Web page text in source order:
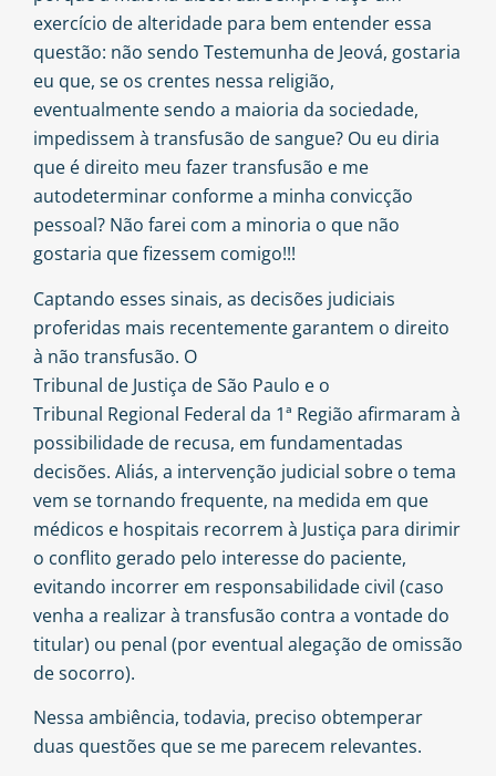
exercício de alteridade para bem entender essa
questão: não sendo Testemunha de Jeová, gostaria
eu que, se os crentes nessa religião,
eventualmente sendo a maioria da sociedade,
impedissem à transfusão de sangue? Ou eu diria
que é direito meu fazer transfusão e me
autodeterminar conforme a minha convicção
pessoal? Não farei com a minoria o que não
gostaria que fizessem comigo!!!
Captando esses sinais, as decisões judiciais
proferidas mais recentemente garantem o direito
à não transfusão. O
Tribunal de Justiça de São Paulo e o
Tribunal Regional Federal da 1ª Região afirmaram à
possibilidade de recusa, em fundamentadas
decisões. Aliás, a intervenção judicial sobre o tema
vem se tornando frequente, na medida em que
médicos e hospitais recorrem à Justiça para dirimir
o conflito gerado pelo interesse do paciente,
evitando incorrer em responsabilidade civil (caso
venha a realizar à transfusão contra a vontade do
titular) ou penal (por eventual alegação de omissão
de socorro).
Nessa ambiência, todavia, preciso obtemperar
duas questões que se me parecem relevantes.